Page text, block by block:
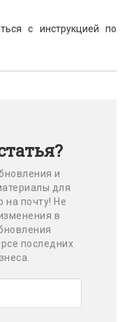
с инструкцией по
и
для
на почту! Не
в
последних